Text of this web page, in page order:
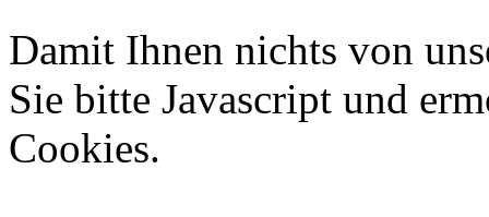
Damit Ihnen nichts von
Sie bitte Javascript und
Cookies.